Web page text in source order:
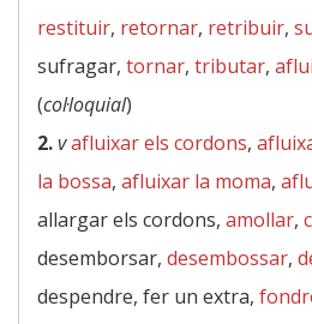
restituir, retornar, retribuir,
sufragar, tornar, tributar,
(col·loquial)
2.vafluixar els cordons,
la bossa, afluixar la moma,
allargar els cordons, amollar,
desemborsar, desembossar,
despendre, fer un extra,